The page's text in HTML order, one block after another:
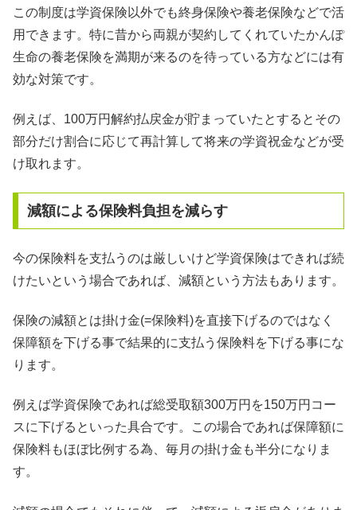
この制度は学資保険以外でも終身保険や養老保険などで活
用できます。特に昔から両親が契約してくれていたかんぽ
生命の養老保険を満期が来るのを待っている方などには有
効な対策です。
例えば、100万円解約払戻金が貯まっていたとするとその
部分だけ割合に応じて再計算して将来の学資祝金などが受
け取れます。
減額による保険料負担を減らす
今の保険料を支払うのは厳しいけど学資保険はできれば続
けたいという場合であれば、減額という方法もあります。
保険の減額とは掛け金(=保険料)を直接下げるのではなく
保障額を下げる事で結果的に支払う保険料を下げる事にな
ります。
例えば学資保険であれば総受取額300万円を150万円コー
スに下げるといった具合です。この場合であれば保障額に
保険料もほぼ比例する為、毎月の掛け金も半分になりま
す。